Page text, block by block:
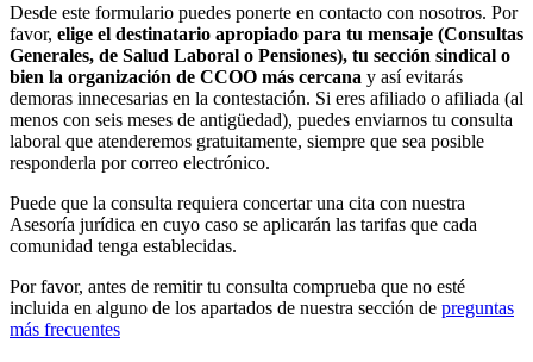
Desde este formulario puedes ponerte en contacto con nosotros. Por
favor, elige el destinatario apropiado para tu mensaje (Consultas
Generales, de Salud Laboral o Pensiones), tu sección sindical o
bien la organización de CCOO más cercana y así evitarás
demoras innecesarias en la contestación. Si eres afiliado o afiliada (al
menos con seis meses de antigüedad), puedes enviarnos tu consulta
laboral que atenderemos gratuitamente, siempre que sea posible
responderla por correo electrónico.
Puede que la consulta requiera concertar una cita con nuestra
Asesoría jurídica en cuyo caso se aplicarán las tarifas que cada
comunidad tenga establecidas.
Por favor, antes de remitir tu consulta comprueba que no esté
incluida en alguno de los apartados de nuestra sección de preguntas
más frecuentes